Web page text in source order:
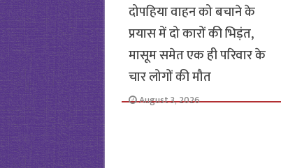
दोपहिया वाहन को बचाने के
प्रयास में दो कारों की भिड़ंत,
मासूम समेत एक ही परिवार के
चार लोगों की मौत
August 3, 2026